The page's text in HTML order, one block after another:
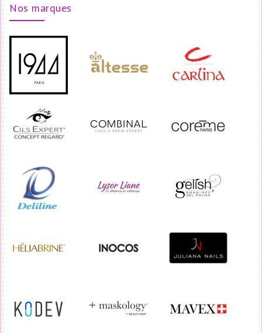
Nos marques